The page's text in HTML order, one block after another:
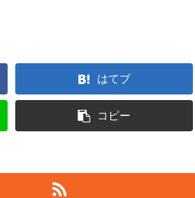
はてブ
コピー